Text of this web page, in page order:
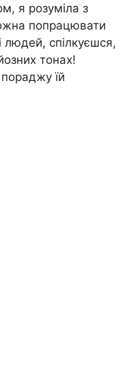
я розуміла з
попрацювати
спілкуєшся,
тонах!
їй